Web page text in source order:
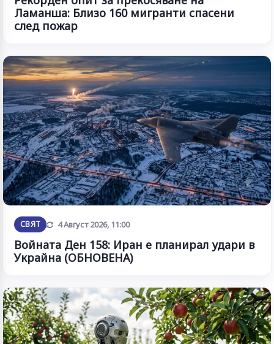
Ламанша: Близо 160 мигранти спасени
след пожар
СВЯТ Обновена
4 Август 2026, 11:00
Войната Ден 158: Иран е планирал удари в
Украйна (ОБНОВЕНА)